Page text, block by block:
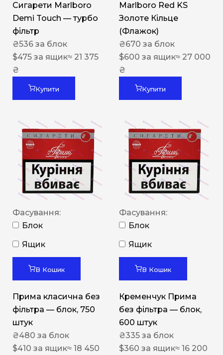
Сигарети Marlboro
Demi Touch — турбо
фільтр
₴536 за блок
$475 за ящик≈ 21 375
₴
Купити
Marlboro Red KS
Золоте Кільце
(Флажок)
₴670 за блок
$600 за ящик≈ 27 000
₴
Купити
Фасування:
Блок
Ящик
В Кошик
Прима класична без
фільтра — блок, 750
штук
₴480 за блок
$410 за ящик≈ 18 450
Фасування:
Блок
Ящик
В Кошик
Кременчук Прима
без фільтра — блок,
600 штук
₴335 за блок
$360 за ящик≈ 16 200